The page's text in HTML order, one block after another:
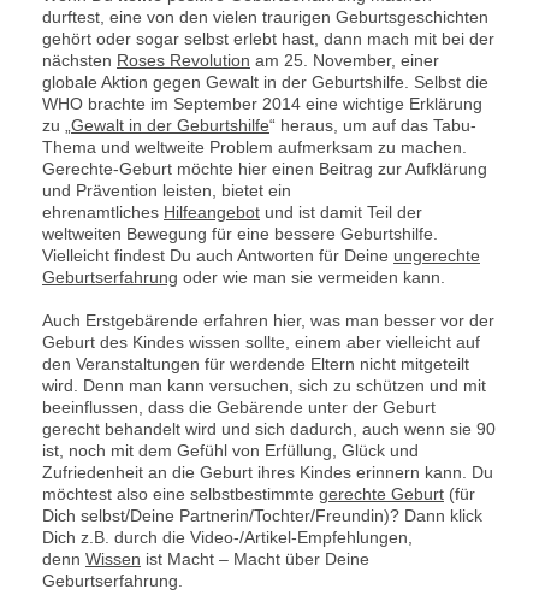
durftest, eine von den vielen traurigen Geburtsgeschichten
gehört oder sogar selbst erlebt hast, dann mach mit bei der
nächsten Roses Revolution am 25. November, einer
globale Aktion gegen Gewalt in der Geburtshilfe. Selbst die
WHO brachte im September 2014 eine wichtige Erklärung
zu „ Gewalt in der Geburtshilfe“ heraus, um auf das Tabu-
Thema und weltweite Problem aufmerksam zu machen.
Gerechte-Geburt möchte hier einen Beitrag zur Aufklärung
und Prävention leisten, bietet ein
ehrenamtliches Hilfeangebot und ist damit Teil der
weltweiten Bewegung für eine bessere Geburtshilfe.
Vielleicht findest Du auch Antworten für Deine ungerechte
Geburtserfahrung oder wie man sie vermeiden kann.
Auch Erstgebärende erfahren hier, was man besser vor der
Geburt des Kindes wissen sollte, einem aber vielleicht auf
den Veranstaltungen für werdende Eltern nicht mitgeteilt
wird. Denn man kann versuchen, sich zu schützen und mit
beeinflussen, dass die Gebärende unter der Geburt
gerecht behandelt wird und sich dadurch, auch wenn sie 90
ist, noch mit dem Gefühl von Erfüllung, Glück und
Zufriedenheit an die Geburt ihres Kindes erinnern kann. Du
möchtest also eine selbstbestimmte gerechte Geburt (für
Dich selbst/Deine Partnerin/Tochter/Freundin)? Dann klick
Dich z.B. durch die Video-/Artikel-Empfehlungen,
denn Wissen ist Macht – Macht über Deine
Geburtserfahrung.